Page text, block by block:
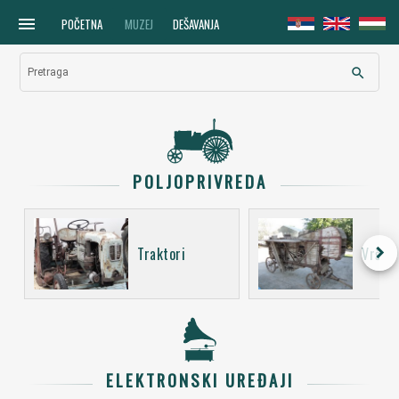
menu POČETNA MUZEJ DEŠAVANJA
Pretraga search
POLJOPRIVREDA
Traktori keyboard_arrow_right
ELEKTRONSKI UREĐAJI